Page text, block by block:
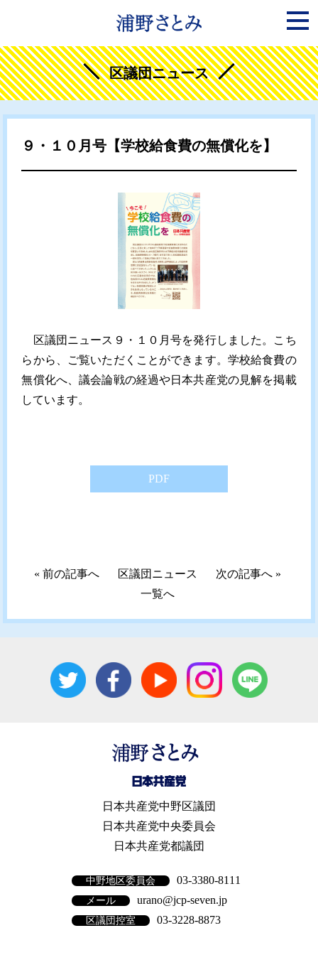
区議団ニュース
９・１０月号【学校給食費の無償化を】
区議団ニュース９・１０月号を発行しました。 こち
らから、ご覧いただくことができます。学校給食費の
無償化へ、議会論戦の経過や日本共産党の見解を掲載
しています。
PDF
«前の記事へ
区議団ニュース
一覧へ
次の記事へ»
日本共産党中野区議団
日本共産党中央委員会
日本共産党都議団
中野地区委員会 03-3380-8111
メール urano@jcp-seven.jp
区議団控室 03-3228-8873